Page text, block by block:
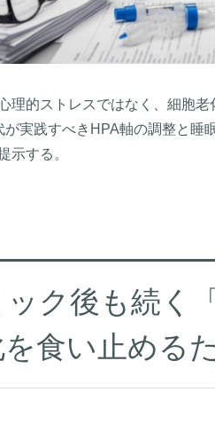
理的ストレスではなく、細胞
実践すべきHPA軸の調整と睡
示する。
ク後も続く
食い止める